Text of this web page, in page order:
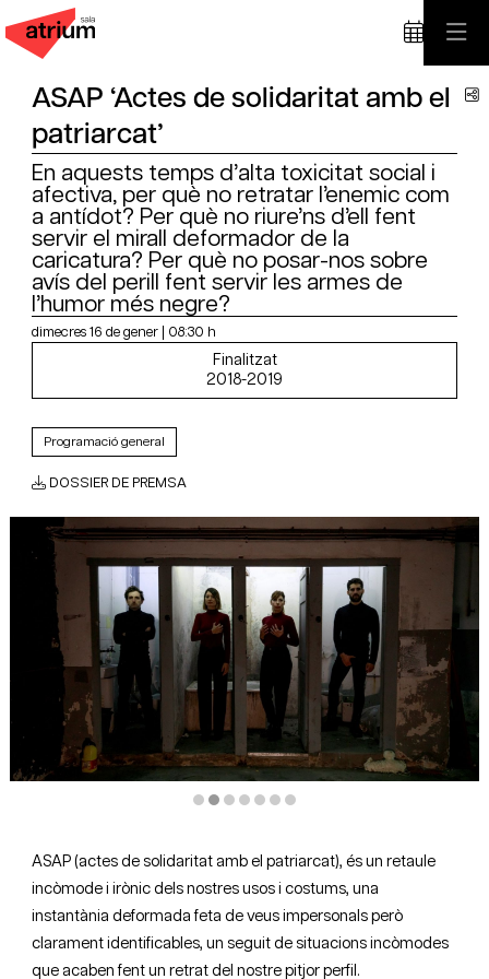
ASAP ‘Actes de solidaritat amb el
patriarcat’
En aquests temps d’alta toxicitat social i
afectiva, per què no retratar l’enemic com
a antídot? Per què no riure’ns d’ell fent
servir el mirall deformador de la
caricatura? Per què no posar-nos sobre
avís del perill fent servir les armes de
l’humor més negre?
dimecres 16 de gener 08:30 h
Finalitzat
2018-2019
Programació general
DOSSIER DE PREMSA
ASAP (actes de solidaritat amb el patriarcat), és un retaule
incòmode i irònic dels nostres usos i costums, una
instantània deformada feta de veus impersonals però
clarament identificables, un seguit de situacions incòmodes
que acaben fent un retrat del nostre pitjor perfil.